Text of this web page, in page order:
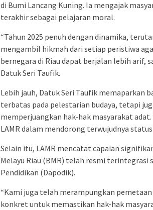
di Bumi Lancang Kuning. Ia mengajak
terakhir sebagai pelajaran moral.
“Tahun 2025 penuh dengan dinamika,
mengambil hikmah dari setiap peristiwa
bernegara di Riau dapat berjalan lebih arif,
Datuk Seri Taufik.
Lebih jauh, Datuk Seri Taufik memaparkan
terbatas pada pelestarian budaya, tetapi
memperjuangkan hak-hak masyarakat
LAMR dalam mendorong terwujudnya
Selain itu, LAMR mencatat capaian
Melayu Riau (BMR) telah resmi terintegrasi
Pendidikan (Dapodik).
“Kami juga telah merampungkan
konkret untuk memastikan hak-hak